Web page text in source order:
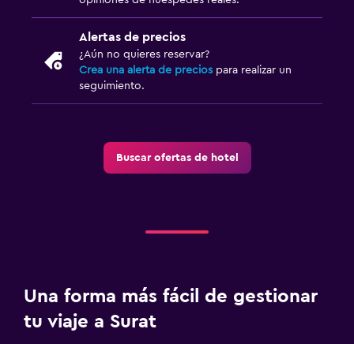
Alertas de precios
¿Aún no quieres reservar?
Crea una alerta de precios para realizar un
seguimiento.
Buscar ofertas de hotel
Una forma más fácil de gestionar
tu viaje a Surat